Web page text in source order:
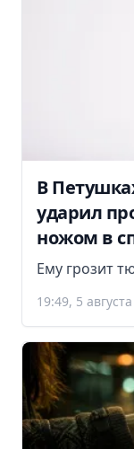
В
ударил
ножом в
Ему грозит
19:49, 5 августа